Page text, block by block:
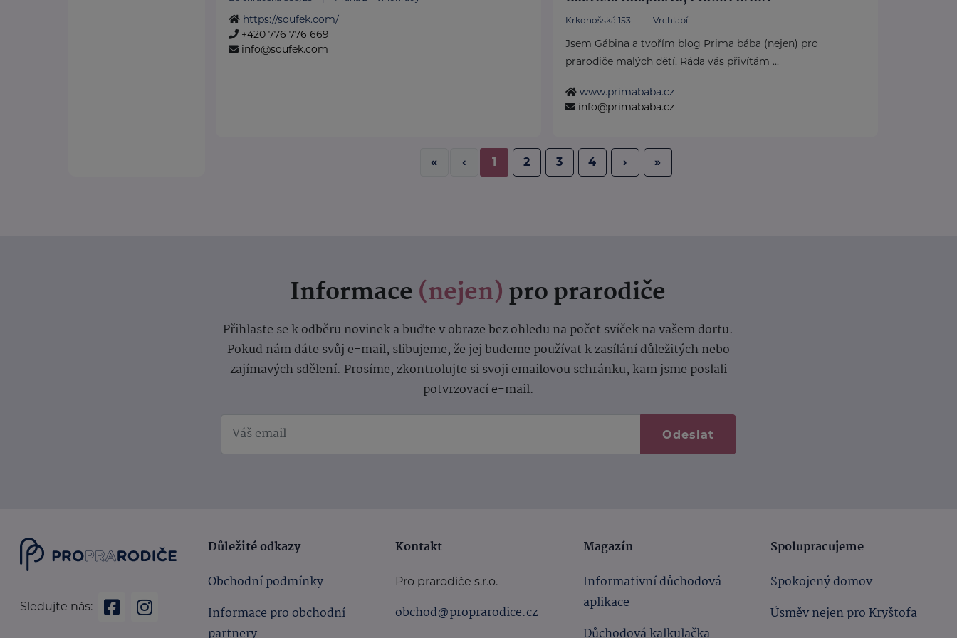
https://soufek.com/
+420 776 776 669
info@soufek.com
Krkonošská 153 Vrchlabí
Jsem Gábina a tvořím blog Prima bába (nejen) pro
prarodiče malých dětí. Ráda vás přivítám ...
www.primababa.cz
info@primababa.cz
« ‹ 1 2 3 4 › »
Informace (nejen)pro prarodiče
Přihlaste se k odběru novinek a buďte v obraze bez ohledu na počet svíček na vašem dortu.
Pokud nám dáte svůj e-mail, slibujeme, že jej budeme používat k zasílání důležitých nebo
zajímavých sdělení. Prosíme, zkontrolujte si svoji emailovou schránku, kam jsme poslali
potvrzovací e-mail.
Odeslat
Sledujte nás:
Důležité odkazy
Obchodní podmínky
Informace pro obchodní
partnery
Kontakt
Pro prarodiče s.r.o.
obchod@proprarodice.cz
Magazín
Informativní důchodová
aplikace
Důchodová kalkulačka
Spolupracujeme
Spokojený domov
Úsměv nejen pro Kryštofa